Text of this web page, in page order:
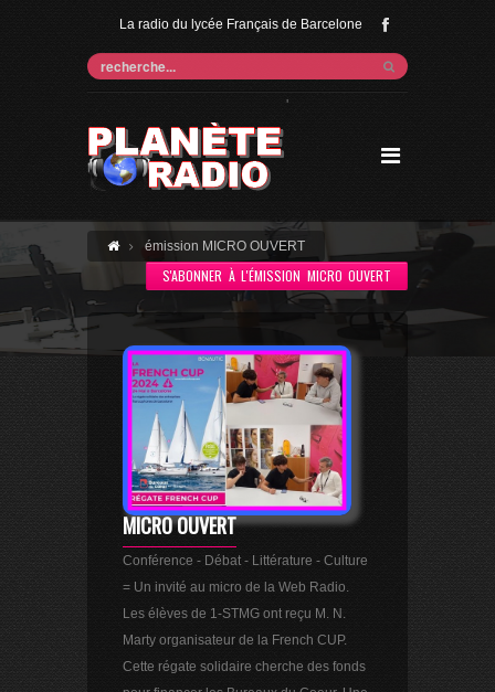
La radio du lycée Français de Barcelone
'
émission MICRO OUVERT
S'ABONNER À L'ÉMISSION MICRO OUVERT
MICRO OUVERT
Conférence - Débat - Littérature - Culture
= Un invité au micro de la Web Radio.
Les élèves de 1-STMG ont reçu M. N.
Marty organisateur de la French CUP.
Cette régate solidaire cherche des fonds